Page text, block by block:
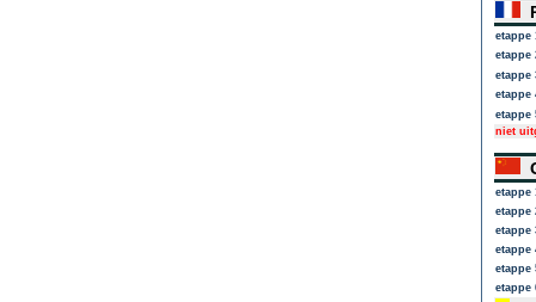
etappe
etappe
etappe
etappe
etappe
niet
etappe
etappe
etappe
etappe
etappe
etappe